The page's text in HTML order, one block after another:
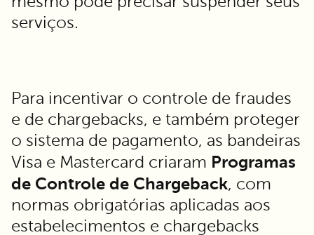
serviços.
Para incentivar o controle de fraudes
e de chargebacks, e também proteger
o sistema de pagamento, as bandeiras
Visa e Mastercard criaram Programas
de Controle de Chargeback, com
normas obrigatórias aplicadas aos
estabelecimentos e chargebacks